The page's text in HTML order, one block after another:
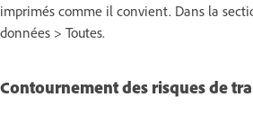
imprimés comme il convient. Dans la
données > Toutes.
Contournement des risques de